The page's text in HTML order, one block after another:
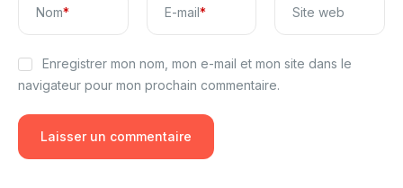
Nom* E-mail* Site web
Enregistrer mon nom, mon e-mail et mon site dans le
navigateur pour mon prochain commentaire.